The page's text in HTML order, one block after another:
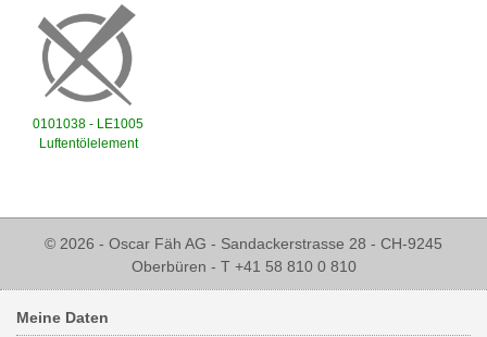
0101038 - LE1005
Luftentölelement
© 2026 - Oscar Fäh AG - Sandackerstrasse 28 - CH-9245
Oberbüren - T +41 58 810 0 810
Meine Daten